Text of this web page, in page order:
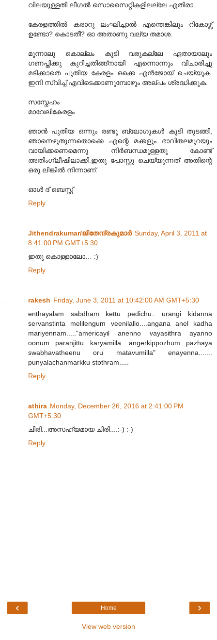
വിലയുള്ളതീ ലീഗല്‍ സൊസൈറ്റികളിലല്ലേ എതിരാ.
കേരളത്തില്‍ കരാറു ലംഘിച്ചാല്‍ എന്തെങ്കിലും റികോഴ്സ്
ഉണ്ടോ? കൊടതീ? ഓ അതാണു വല്യ തമാശ.
മൂന്നാലു കൊല്ലം കൂടി വരുകല്ലേ ഏതായാലും
ഗണപ്തിക്കു കുറിച്ചതിങ്ങ്നായി എന്നൊന്നും വിചാരിച്ചു
മടിക്കാതെ പുതിയ കേരളം ഒക്കെ എന്‍ജോയ് ചെയ്യുക.
ഇനി സ്വിച്ച് എവിടെക്കാണുമ്പോഴും അല്പം ശ്രദ്ധിക്കുക.
സസ്നേഹം
മാവേലികേരളം
ഞാന്‍ പുതിയ ഒന്നും രണ്ടൂ ബ്ലോഗുകള്‍ കൂടി തുടങ്ങി,
ഞാനെഴുതുന്നതൊക്കെ എന്റെ മക്കളും ഭാവിതലമുറയും
വായിക്കണെമെന്നു നിര്‍ബന്ധമുള്ളതു കോണ്ട്
അതിംഗ്ലീഷിലാക്കി.ഇതു പോസ്റ്റു ചെയ്യുന്നത് അതിന്റെ
ഒരു ലിങ്കില്‍ നിന്നാണ്.
ഓള്‍ ദ് ബെസ്റ്റ്
Reply
Jithendrakumar/ജിതേന്ദ്രകുമാര്‍ Sunday, April 3, 2011 at
8:41:00 PM GMT+5:30
ഇതു കൊള്ളാലോ… :)
Reply
rakesh Friday, June 3, 2011 at 10:42:00 AM GMT+5:30
enthayalam sabdham kettu pedichu.. urangi kidanna
servanstinta melilengum veenilallo....angana anel kadha
mariyennam....."americayil anenno vayasithra ayanno
oonum paranjittu karyamilla....angerkippozhum pazhaya
swabhavatheenu oru matavumilla" enayenna.......
punyalachanmarkku stothram.....
Reply
athira Monday, December 26, 2016 at 2:41:00 PM
GMT+5:30
ചിരി...അസഹ്യമായ ചിരി....:-) :-)
Reply
‹ ›
Home
View web version